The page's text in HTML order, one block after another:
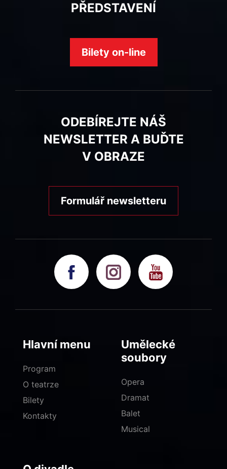
PŘEDSTAVENÍ
Bilety on-line
ODEBÍREJTE NÁŠ
NEWSLETTER A BUĎTE
V OBRAZE
Formulář newsletteru
Hlavní menu
Program
O teatrze
Bilety
Kontakty
Umělecké
soubory
Opera
Dramat
Balet
Musical